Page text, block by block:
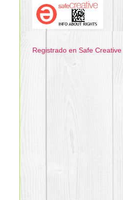
Registrado en Safe Creative